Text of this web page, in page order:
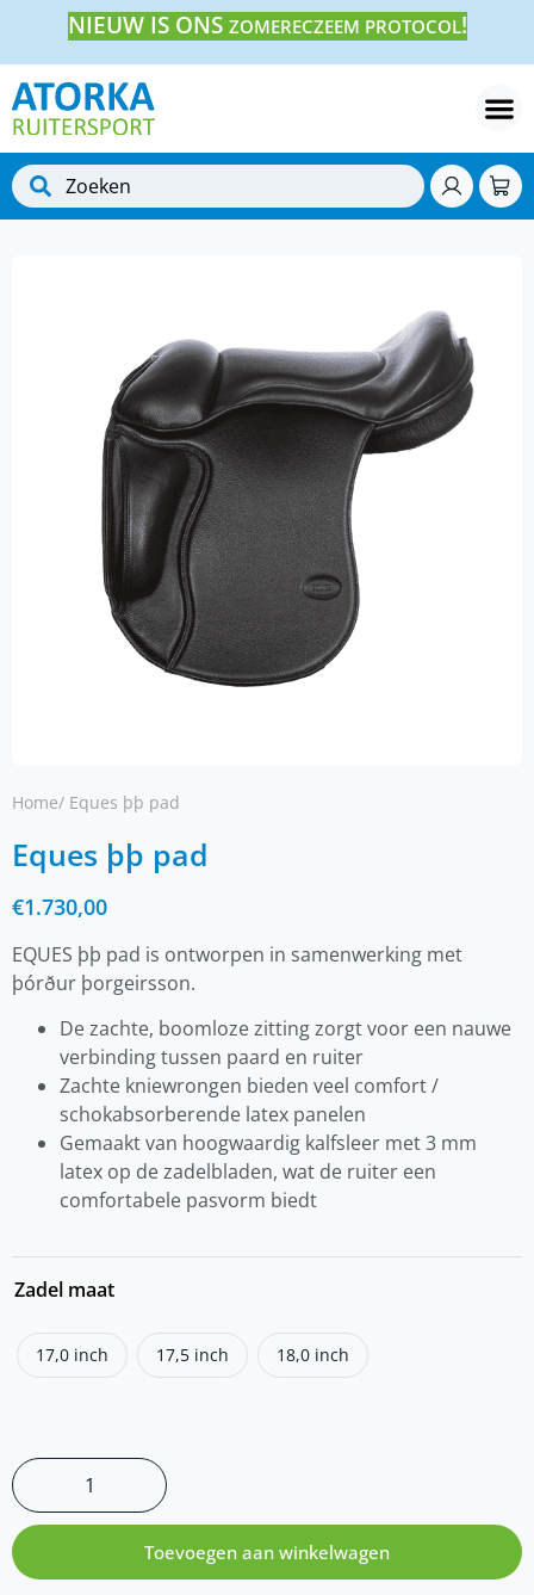
NIEUW IS ONS ZOMERECZEEM PROTOCOL!
Home/ Eques þþ pad
Eques þþ pad
€1.730,00
EQUES þþ pad is ontworpen in samenwerking met
þórður þorgeirsson.
De zachte, boomloze zitting zorgt voor een nauwe
verbinding tussen paard en ruiter
Zachte kniewrongen bieden veel comfort /
schokabsorberende latex panelen
Gemaakt van hoogwaardig kalfsleer met 3 mm
latex op de zadelbladen, wat de ruiter een
comfortabele pasvorm biedt
Zadel maat
17,0 inch 17,5 inch 18,0 inch
Toevoegen aan winkelwagen